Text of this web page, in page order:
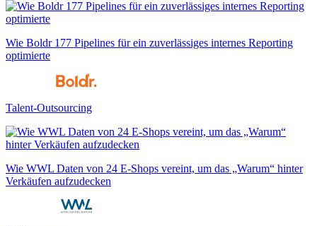
Wie Boldr 177 Pipelines für ein zuverlässiges internes Reporting
optimierte
Talent-Outsourcing
Wie WWL Daten von 24 E-Shops vereint, um das „Warum“ hinter
Verkäufen aufzudecken